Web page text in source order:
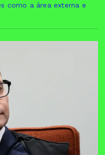
como a área externa e